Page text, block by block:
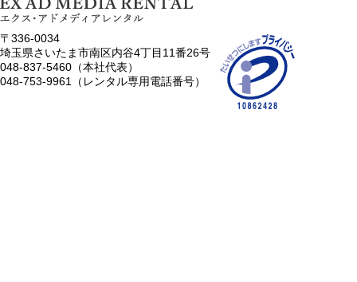
〒336-0034
埼玉県さいたま市南区内谷4丁目11番26号
048-837-5460（本社代表）
048-753-9961（レンタル専用電話番号）